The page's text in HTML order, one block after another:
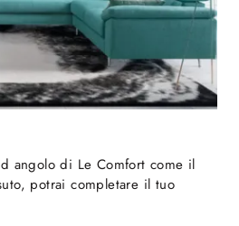
angolo di Le Comfort come il
potrai completare il tuo